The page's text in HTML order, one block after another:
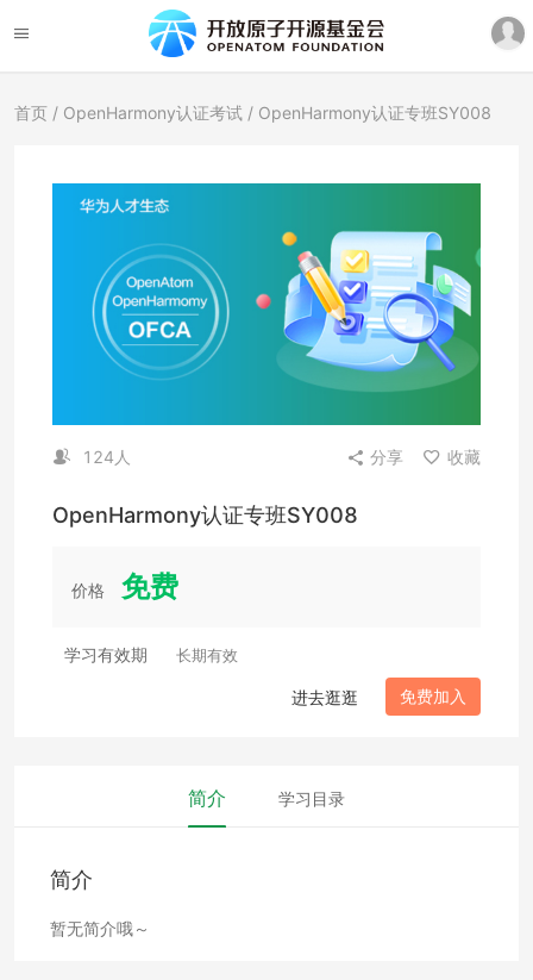
首页 / OpenHarmony认证考试 / OpenHarmony认证专班SY008
124人 分享 收藏
OpenHarmony认证专班SY008
价格 免费
学习有效期 长期有效
免费加入
进去逛逛
简介 学习目录
简介
暂无简介哦～